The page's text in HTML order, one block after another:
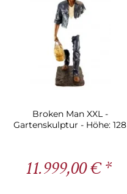
Broken Man XXL -
Gartenskulptur - Höhe: 128
11.999,00 € *